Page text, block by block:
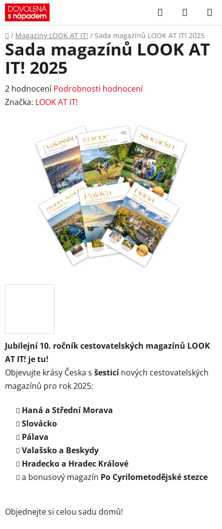
Přejít
na
obsah
Hledat
KOŠÍK
Domů
/ Magazíny LOOK AT IT! / Sada magazínů LOOK AT IT! 2025
Jubilejní 10. ročník cestovatelských magazínů LOOK
AT IT! je tu!
Objevujte krásy Česka s šesticínových cestovatelských
magazínů pro rok 2025:
Haná a Střední Morava
Slovácko
Pálava
Valašsko a Beskydy
Hradecko a Hradec Králové
a bonusový magazín Po Cyrilometodějské stezce
Objednejte si celou sadu domů!
Sada magazínů LOOK AT
IT! 2025
Průměrné
hodnocení
2 hodnocení Podrobnosti hodnocení
Značka: LOOK AT IT!